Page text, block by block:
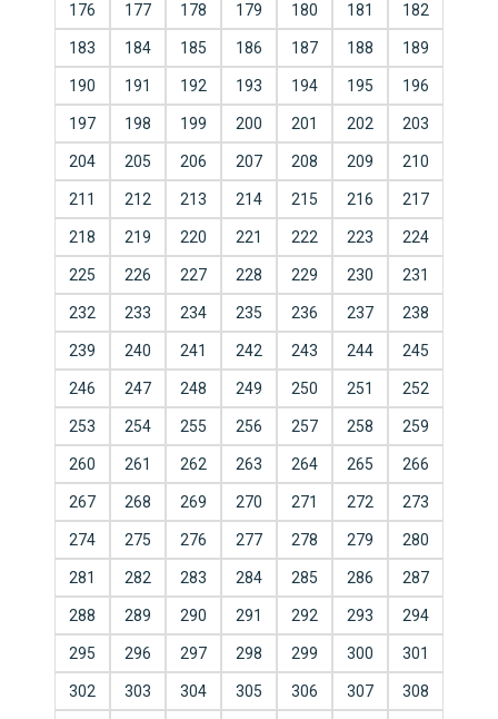
176 177 178 179 180 181 182
183 184 185 186 187 188 189
190 191 192 193 194 195 196
197 198 199 200 201 202 203
204 205 206 207 208 209 210
211 212 213 214 215 216 217
218 219 220 221 222 223 224
225 226 227 228 229 230 231
232 233 234 235 236 237 238
239 240 241 242 243 244 245
246 247 248 249 250 251 252
253 254 255 256 257 258 259
260 261 262 263 264 265 266
267 268 269 270 271 272 273
274 275 276 277 278 279 280
281 282 283 284 285 286 287
288 289 290 291 292 293 294
295 296 297 298 299 300 301
302 303 304 305 306 307 308